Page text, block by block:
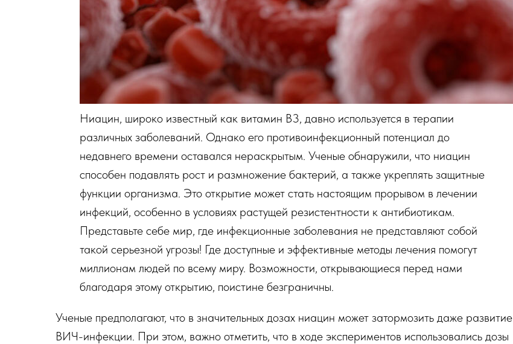
Ниацин, широко известный как витамин В3, давно используется в терапии
различных заболеваний. Однако его противоинфекционный потенциал до
недавнего времени оставался нераскрытым. Ученые обнаружили, что ниацин
способен подавлять рост и размножение бактерий, а также укреплять защитные
функции организма. Это открытие может стать настоящим прорывом в лечении
инфекций, особенно в условиях растущей резистентности к антибиотикам.
Представьте себе мир, где инфекционные заболевания не представляют собой
такой серьезной угрозы! Где доступные и эффективные методы лечения помогут
миллионам людей по всему миру. Возможности, открывающиеся перед нами
благодаря этому открытию, поистине безграничны.
Ученые предполагают, что в значительных дозах ниацин может затормозить даже развитие
ВИЧ-инфекции. При этом, важно отметить, что в ходе экспериментов использовались дозы